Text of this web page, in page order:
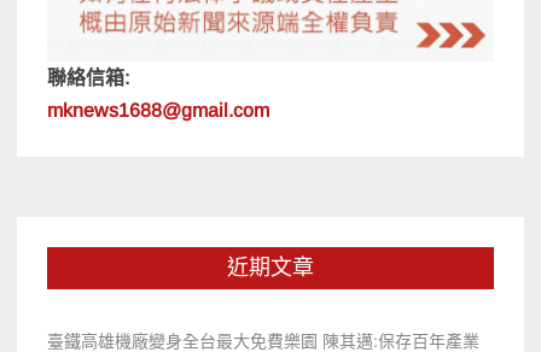
聯絡信箱:
mknews1688@gmail.com
近期文章
臺鐵高雄機廠變身全台最大免費樂園 陳其邁:保存百年產業